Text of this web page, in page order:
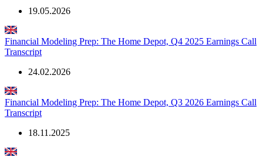
19.05.2026
Financial Modeling Prep: The Home Depot, Q4 2025 Earnings Call
Transcript
24.02.2026
Financial Modeling Prep: The Home Depot, Q3 2026 Earnings Call
Transcript
18.11.2025